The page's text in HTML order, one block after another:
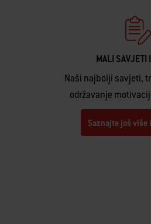
MALI SAVJETI
Naši najbolji savjeti,
održavanje
Saznajte još